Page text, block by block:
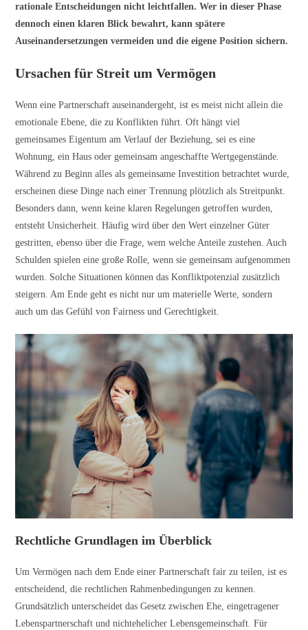
rationale Entscheidungen nicht leichtfallen. Wer in dieser Phase
dennoch einen klaren Blick bewahrt, kann spätere
Auseinandersetzungen vermeiden und die eigene Position sichern.
Ursachen für Streit um Vermögen
Wenn eine Partnerschaft auseinandergeht, ist es meist nicht allein die
emotionale Ebene, die zu Konflikten führt. Oft hängt viel
gemeinsames Eigentum am Verlauf der Beziehung, sei es eine
Wohnung, ein Haus oder gemeinsam angeschaffte Wertgegenstände.
Während zu Beginn alles als gemeinsame Investition betrachtet wurde,
erscheinen diese Dinge nach einer Trennung plötzlich als Streitpunkt.
Besonders dann, wenn keine klaren Regelungen getroffen wurden,
entsteht Unsicherheit. Häufig wird über den Wert einzelner Güter
gestritten, ebenso über die Frage, wem welche Anteile zustehen. Auch
Schulden spielen eine große Rolle, wenn sie gemeinsam aufgenommen
wurden. Solche Situationen können das Konfliktpotenzial zusätzlich
steigern. Am Ende geht es nicht nur um materielle Werte, sondern
auch um das Gefühl von Fairness und Gerechtigkeit.
Rechtliche Grundlagen im Überblick
Um Vermögen nach dem Ende einer Partnerschaft fair zu teilen, ist es
entscheidend, die rechtlichen Rahmenbedingungen zu kennen.
Grundsätzlich unterscheidet das Gesetz zwischen Ehe, eingetragener
Lebenspartnerschaft und nichtehelicher Lebensgemeinschaft. Für